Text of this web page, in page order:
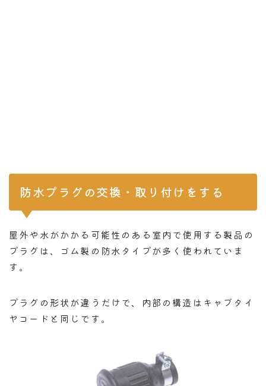
防水プラグの交換・取り付けをする
屋外や水がかかる可能性のある室内で使用する製品の
プラグは、ゴム製の防水タイプが多く使われていま
す。
プラグの形状が違うだけで、内部の構造はキャブタイ
ヤコードと同じです。